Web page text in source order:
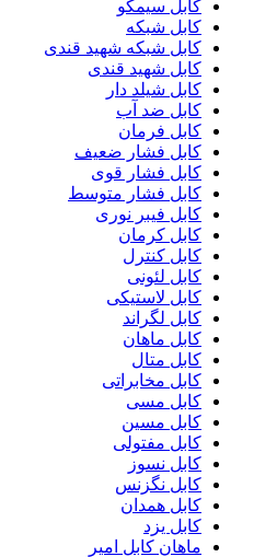
کابل سیمکو
کابل شبکه
کابل شبکه شهید قندی
کابل شهید قندی
کابل شیلد دار
کابل ضد آب
کابل فرمان
کابل فشار ضعیف
کابل فشار قوی
کابل فشار متوسط
کابل فیبر نوری
کابل کرمان
کابل کنترل
کابل لئونی
کابل لاستیکی
کابل لگراند
کابل ماهان
کابل متال
کابل مخابراتی
کابل مسی
کابل مسین
کابل مفتولی
کابل نسوز
کابل نگزنس
کابل همدان
کابل یزد
ماهان کابل امیر